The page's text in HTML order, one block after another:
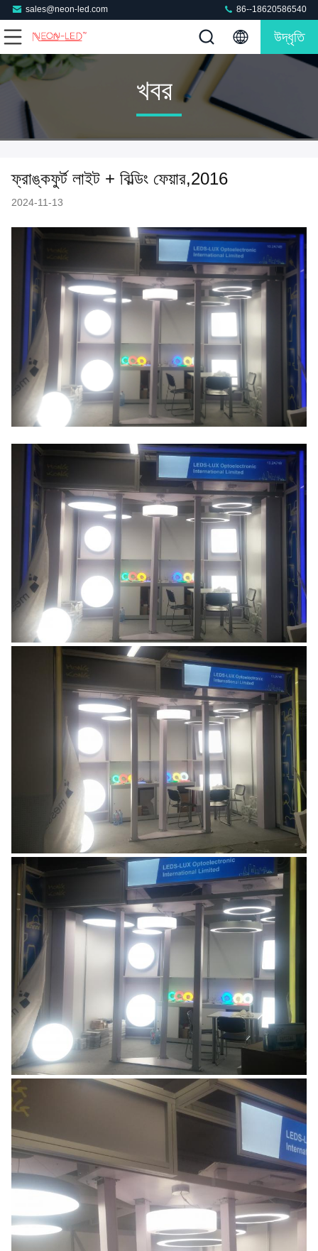
sales@neon-led.com 86--18620586540
উদ্ধৃতি
খবর
ফ্রাঙ্কফুর্ট লাইট + বিল্ডিং ফেয়ার,2016
2024-11-13